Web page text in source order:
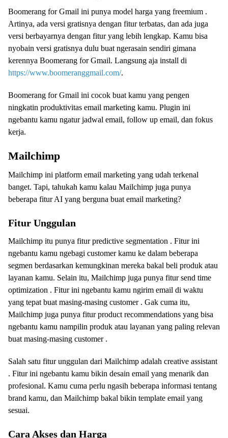
Boomerang for Gmail ini punya model harga yang freemium .
Artinya, ada versi gratisnya dengan fitur terbatas, dan ada juga
versi berbayarnya dengan fitur yang lebih lengkap. Kamu bisa
nyobain versi gratisnya dulu buat ngerasain sendiri gimana
kerennya Boomerang for Gmail. Langsung aja install di
https://www.boomeranggmail.com/.
Boomerang for Gmail ini cocok buat kamu yang pengen
ningkatin produktivitas email marketing kamu. Plugin ini
ngebantu kamu ngatur jadwal email, follow up email, dan fokus
kerja.
Mailchimp
Mailchimp ini platform email marketing yang udah terkenal
banget. Tapi, tahukah kamu kalau Mailchimp juga punya
beberapa fitur AI yang berguna buat email marketing?
Fitur Unggulan
Mailchimp itu punya fitur predictive segmentation . Fitur ini
ngebantu kamu ngebagi customer kamu ke dalam beberapa
segmen berdasarkan kemungkinan mereka bakal beli produk atau
layanan kamu. Selain itu, Mailchimp juga punya fitur send time
optimization . Fitur ini ngebantu kamu ngirim email di waktu
yang tepat buat masing-masing customer . Gak cuma itu,
Mailchimp juga punya fitur product recommendations yang bisa
ngebantu kamu nampilin produk atau layanan yang paling relevan
buat masing-masing customer .
Salah satu fitur unggulan dari Mailchimp adalah creative assistant
. Fitur ini ngebantu kamu bikin desain email yang menarik dan
profesional. Kamu cuma perlu ngasih beberapa informasi tentang
brand kamu, dan Mailchimp bakal bikin template email yang
sesuai.
Cara Akses dan Harga